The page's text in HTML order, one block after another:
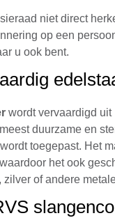
niet direct
op een
u ook bent.
wordt vervaardigd uit
duurzame en
toegepast. Het
het ook
of andere